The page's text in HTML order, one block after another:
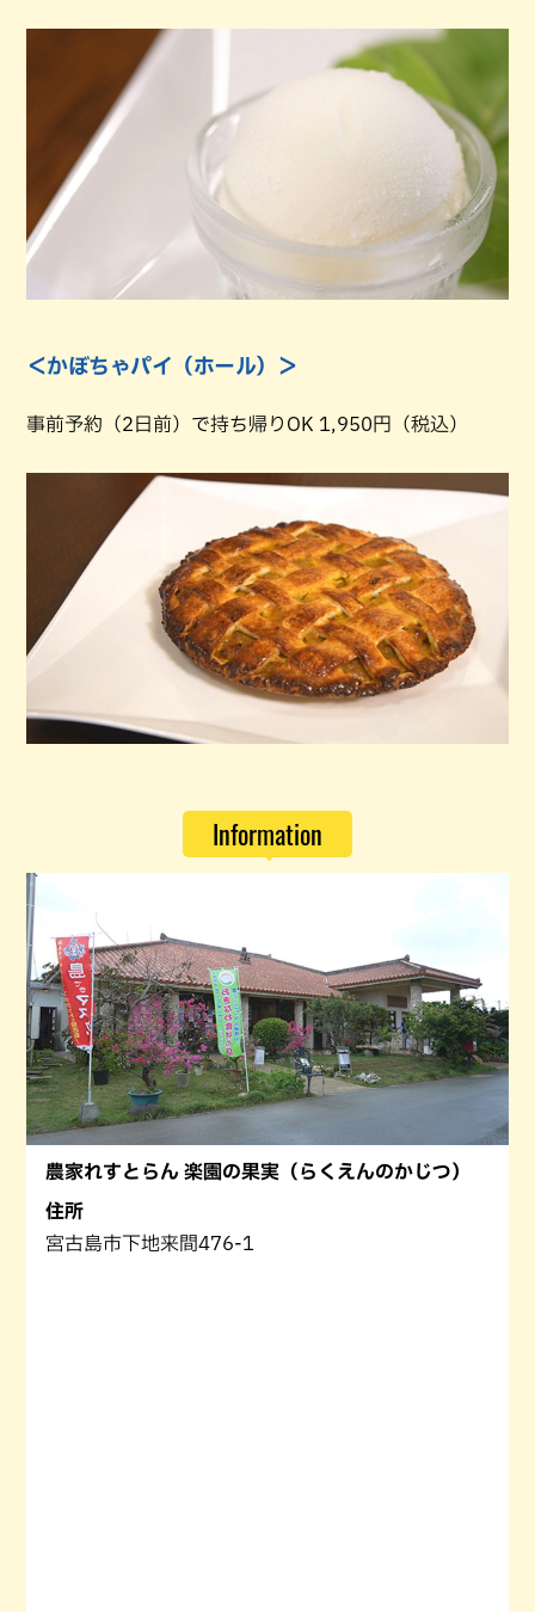
＜かぼちゃパイ（ホール）＞
事前予約（2日前）で持ち帰りOK 1,950円（税込）
Information
農家れすとらん 楽園の果実（らくえんのかじつ）
住所
宮古島市下地来間476-1